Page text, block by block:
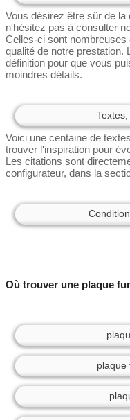
Vous désirez être sûr de la
n'hésitez pas à consulter
Celles-ci sont nombreuses
qualité de notre prestation.
définition pour que vous
moindres détails.
Voici une centaine de
trouver l'inspiration pour
Les citations sont
configurateur, dans la
Où trouver une plaque
plaque